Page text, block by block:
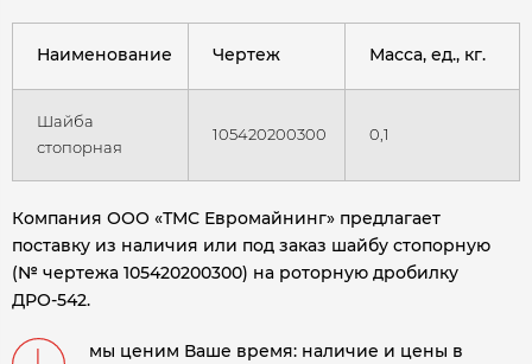
Наименование Чертеж Масса, ед., кг.
Шайба
стопорная
105420200300 0,1
Компания ООО «ТМС Евромайнинг» предлагает
поставку из наличия или под заказ шайбу стопорную
(№ чертежа 105420200300) на роторную дробилку
ДРО-542.
мы ценим Ваше время: наличие и цены в